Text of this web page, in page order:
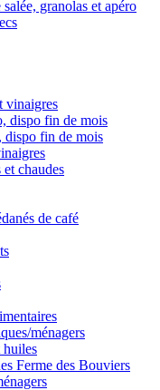
granolas et apéro
vinaigres
dispo fin de mois
dispo fin de mois
chaudes
de café
ménagers
huiles
Ferme des Bouviers